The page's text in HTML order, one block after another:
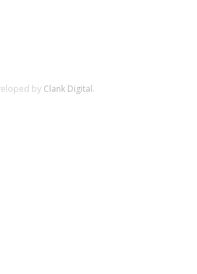
by Clank Digital.